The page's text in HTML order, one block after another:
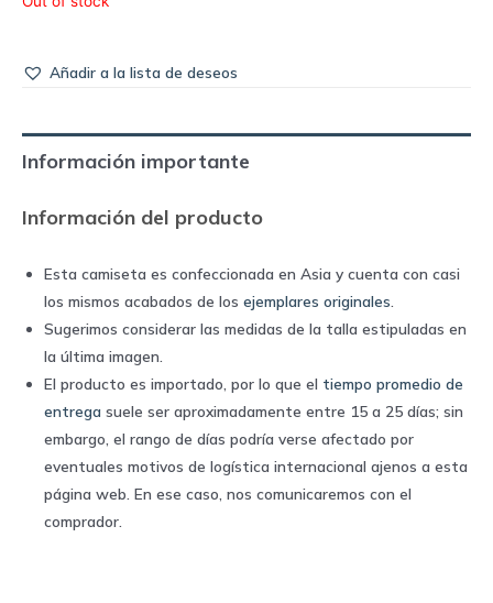
Añadir a la lista de deseos
Información importante
Información del producto
Esta camiseta es confeccionada en Asia y cuenta con casi
los mismos acabados de los ejemplares originales
Sugerimos considerar las medidas de la talla estipuladas en
la última imagen.
El producto es importado, por lo que el tiempo promedio de
entrega suele ser aproximadamente entre 15 a 25 días; sin
embargo, el rango de días podría verse afectado por
eventuales motivos de logística internacional ajenos a esta
página web. En ese caso, nos comunicaremos con el
comprador.